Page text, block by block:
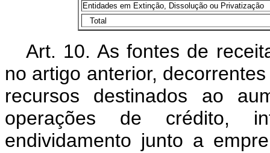
Entidades em Extinção, Dissolução ou Privatização
Total
Art. 10. As fontes de
no artigo anterior,
recursos destinados ao
operações de crédito,
endividamento junto a